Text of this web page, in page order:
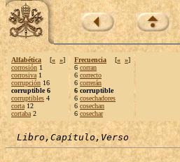
Alfabética [« »]
corrosión 1
corrosiva 1
corrupción 16
corruptible 6
corruptibles 4
corta 12
cortaba 2
Frecuencia [« »]
6 corran
6 correcto
6 correrán
6 corruptible
6 cosechadores
6 cosechan
6 cosechar
Libro,Capítulo,Verso